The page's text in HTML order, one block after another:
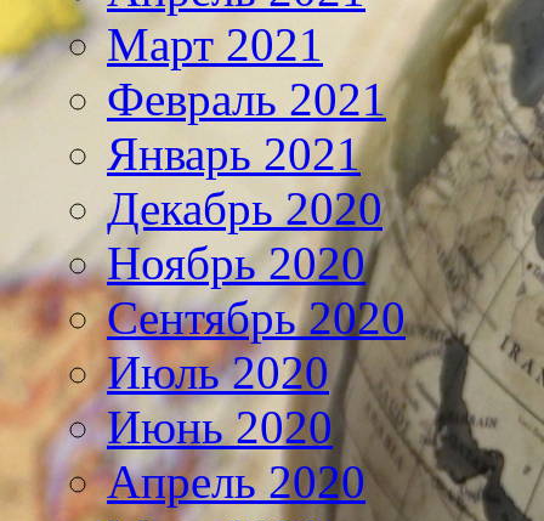
Март 2021
Февраль 2021
Январь 2021
Декабрь 2020
Ноябрь 2020
Сентябрь 2020
Июль 2020
Июнь 2020
Апрель 2020